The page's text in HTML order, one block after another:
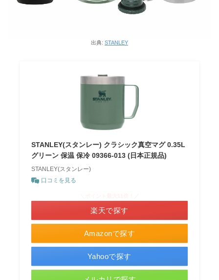
出典: STANLEY
STANLEY(スタンレー) クラシック真空マグ 0.35L
グリーン 保温 保冷 09366-013 (日本正規品)
STANLEY(スタンレー)
口コミを見る
Amazonで探す
楽天で探す
Yahooで探す